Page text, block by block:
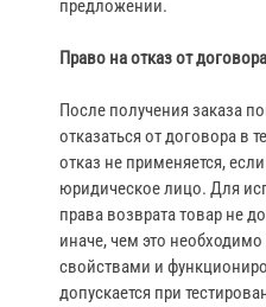
предложении.
Право на отказ от договора
После получения заказа
отказаться от договора в
отказ не применяется,
юридическое лицо. Для
права возврата товар не
иначе, чем это
свойствами и
допускается при